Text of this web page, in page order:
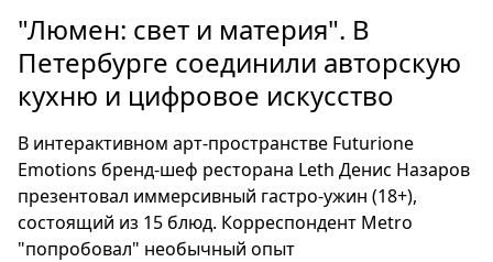
Россия
Мир
Здоровье
Туризм
Мода
Театр
Кино
"Люмен: свет и материя". В
Петербурге соединили авторскую
кухню и цифровое искусство
В интерактивном арт-пространстве Futurione
Emotions бренд-шеф ресторана Leth Денис Назаров
презентовал иммерсивный гастро-ужин (18+),
состоящий из 15 блюд. Корреспондент Metro
"попробовал" необычный опыт